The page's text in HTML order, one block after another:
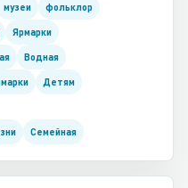
музеи фольклор
Ярмарки
Водная
Детям
Семейная